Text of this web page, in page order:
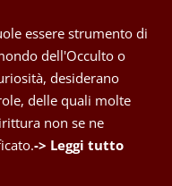
essere strumento di
dell'Occulto o
desiderano
delle quali molte
non se ne
-> Leggi tutto